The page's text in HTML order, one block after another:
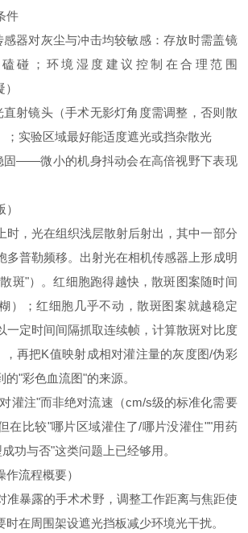
件
感器对灰尘与冲击均较敏感：存放时需盖镜
碰；环境湿度建议控制在合理范围
直射镜头（手术无影灯角度需调整，否则散
；实验区域最好能适度遮光或挡杂散光
固——微小的机身抖动会在高倍视野下表现
时，光在组织浅层散射后射出，其中一部分
多普勒频移。出射光在相机传感器上形成明
斑"）。红细胞跑得越快，散斑图案随时间
）；红细胞几乎不动，散斑图案就越稳定
一定时间间隔抓取连续帧，计算散斑对比度
，再把K值映射成相对灌注量的灰度图/伪彩
"彩色血流图"的来源。
灌注"而非绝对流速（cm/s级的标准化需要
在比较"哪片区域灌住了/哪片没灌住""用药
功与否"这类问题上已经够用。
流程概要）
准暴露的手术术野，调整工作距离与焦距使
时在周围架设遮光挡板减少环境光干扰。